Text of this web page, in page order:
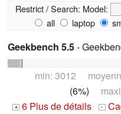
Restrict / Search: Model:
all
laptop
Geekbench 5.5-
min: 3012
(6%)
+ 6 Plus de détails -